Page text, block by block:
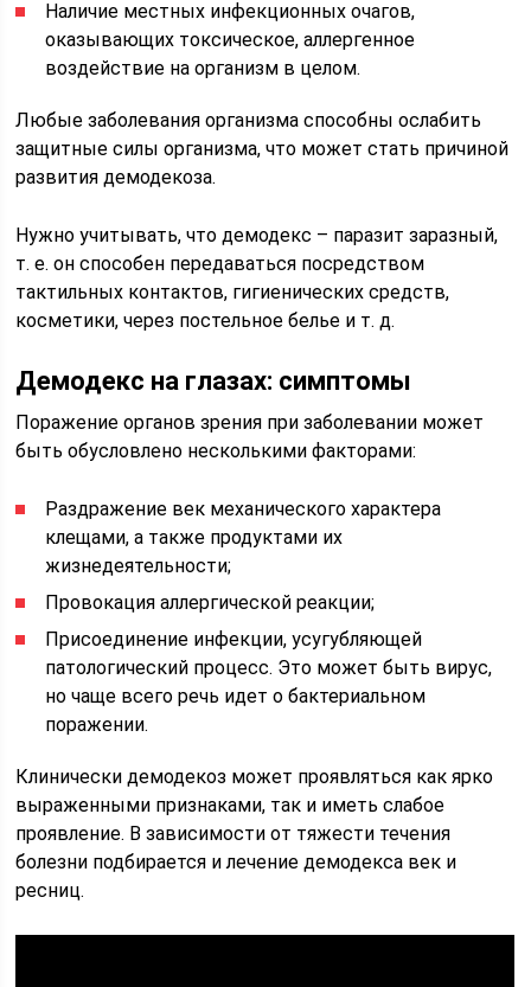
Наличие местных инфекционных очагов,
оказывающих токсическое, аллергенное
воздействие на организм в целом.
Любые заболевания организма способны ослабить
защитные силы организма, что может стать причиной
развития демодекоза.
Нужно учитывать, что демодекс – паразит заразный,
т. е. он способен передаваться посредством
тактильных контактов, гигиенических средств,
косметики, через постельное белье и т. д.
Демодекс на глазах: симптомы
Поражение органов зрения при заболевании может
быть обусловлено несколькими факторами:
Раздражение век механического характера
клещами, а также продуктами их
жизнедеятельности;
Провокация аллергической реакции;
Присоединение инфекции, усугубляющей
патологический процесс. Это может быть вирус,
но чаще всего речь идет о бактериальном
поражении.
Клинически демодекоз может проявляться как ярко
выраженными признаками, так и иметь слабое
проявление. В зависимости от тяжести течения
болезни подбирается и лечение демодекса век и
ресниц.